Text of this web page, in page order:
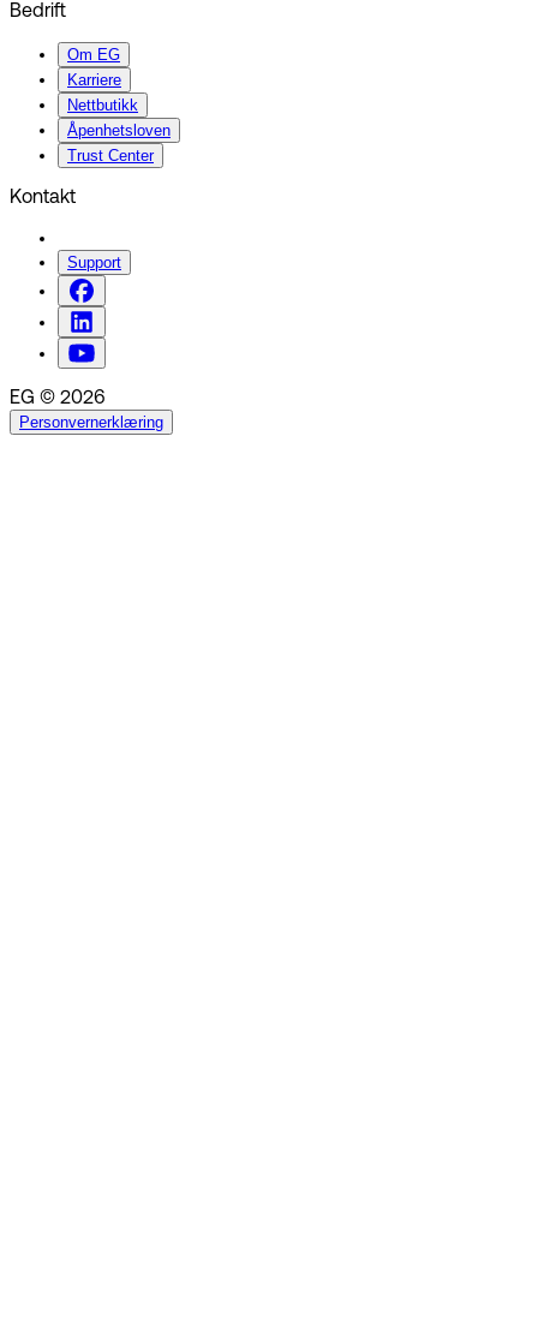
Bedrift
Om EG
Karriere
Nettbutikk
Åpenhetsloven
Trust Center
Kontakt
Support
EG © 2026
Personvernerklæring